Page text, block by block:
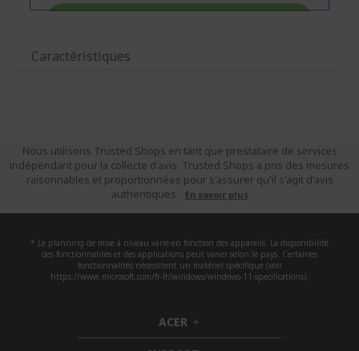
Caractéristiques
Nous utilisons Trusted Shops en tant que prestataire de services
indépendant pour la collecte d'avis. Trusted Shops a pris des mesures
raisonnables et proportionnées pour s'assurer qu'il s'agit d'avis
authentiques.
En savoir plus
* Le planning de mise à niveau varie en fonction des appareils. La disponibilité
des fonctionnalités et des applications peut varier selon le pays. Certaines
fonctionnalités nécessitent un matériel spécifique (voir
https://www.microsoft.com/fr-fr/windows/windows-11-specifications).
ACER h
i